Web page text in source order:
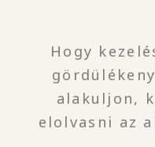
Hogy
alakuljon,
elolvasni az